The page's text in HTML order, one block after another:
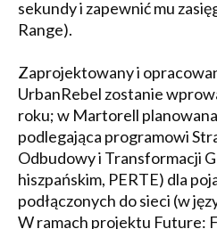
sekundy i zapewnić mu
Range).
Zaprojektowany i
UrbanRebel zostanie
roku; w Martorell
podlegająca programowi
Odbudowy i Transformacji
hiszpańskim, PERTE) dla
podłączonych do sieci (w
W ramach projektu Future: